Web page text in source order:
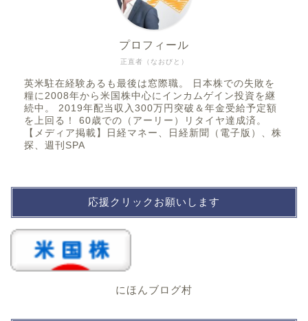
正直者（なおびと）
プロフィール
英米駐在経験あるも最後は窓際職。 日本株での失敗を
糧に2008年から米国株中心にインカムゲイン投資を継
続中。 2019年配当収入300万円突破＆年金受給予定額
を上回る！ 60歳での（アーリー）リタイヤ達成済。
【メディア掲載】日経マネー、日経新聞（電子版）、株
探、週刊SPA
応援クリックお願いします
にほんブログ村